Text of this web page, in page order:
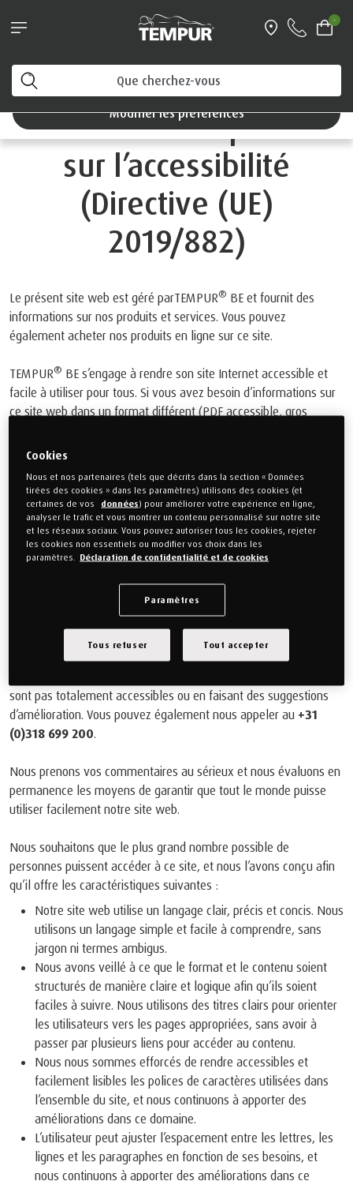
-
pouvez modifier vos préférences à tout moment.
Modifier les préférences
Conformité du site web
avec la loi européenne
sur l’accessibilité
(Directive (UE)
2019/882)
Le présent site web est géré parTEMPUR® BE et fournit des
informations sur nos produits et services. Vous pouvez
également acheter nos produits en ligne sur ce site.
TEMPUR® BE s’engage à rendre son site Internet accessible et
facile à utiliser pour tous. Si vous avez besoin d’informations sur
ce site web dans un format différent (PDF accessible, gros
pouvant être imprimé en braille), veuillez nous envoyer un e-mail
votre demande. Vous pouvez également nous appeler au
(0)318 699 200
Si vous éprouvez des difficultés à consulter ce site web ou à y
naviguer, ou si vous remarquez un élément qui, selon vous, n’est
pas totalement accessible aux personnes handicapées, nous
Veuillez nous envoyer un e-mail à l’adresse
klantenservice@tempur.nlen indiquant « Accessibilité » dans
sont pas totalement accessibles ou en faisant des suggestions
d’amélioration. Vous pouvez également nous appeler au +31
(0)318 699 200.
Nous prenons vos commentaires au sérieux et nous évaluons en
permanence les moyens de garantir que tout le monde puisse
utiliser facilement notre site web.
Nous souhaitons que le plus grand nombre possible de
personnes puissent accéder à ce site, et nous l’avons conçu afin
qu’il offre les caractéristiques suivantes :
Notre site web utilise un langage clair, précis et concis. Nous
utilisons un langage simple et facile à comprendre, sans
jargon ni termes ambigus.
Nous avons veillé à ce que le format et le contenu soient
structurés de manière claire et logique afin qu’ils soient
faciles à suivre. Nous utilisons des titres clairs pour orienter
les utilisateurs vers les pages appropriées, sans avoir à
passer par plusieurs liens pour accéder au contenu.
Nous nous sommes efforcés de rendre accessibles et
facilement lisibles les polices de caractères utilisées dans
l’ensemble du site, et nous continuons à apporter des
améliorations dans ce domaine.
L’utilisateur peut ajuster l’espacement entre les lettres, les
lignes et les paragraphes en fonction de ses besoins, et
nous continuons à apporter des améliorations dans ce
Cookies
Nous et nos partenaires (tels que décrits dans la section « Données
tirées des cookies » dans les paramètres) utilisons des cookies (et
certaines de vos
données) pour améliorer votre expérience en ligne,
analyser le trafic et vous montrer un contenu personnalisé sur notre site
et les réseaux sociaux. Vous pouvez autoriser tous les cookies, rejeter
les cookies non essentiels ou modifier vos choix dans les
paramètres.
Déclaration de confidentialité et de cookies
Paramètres
Tous refuser Tout accepter